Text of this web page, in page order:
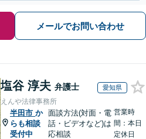
メールでお問い合わせ
塩谷 淳夫 弁護士 愛知県
えんや法律事務所
半田市 か
らも相談
受付中
面談方法(対面・電
話・ビデオなど)は
応相談
営業時
間：本日
定休日